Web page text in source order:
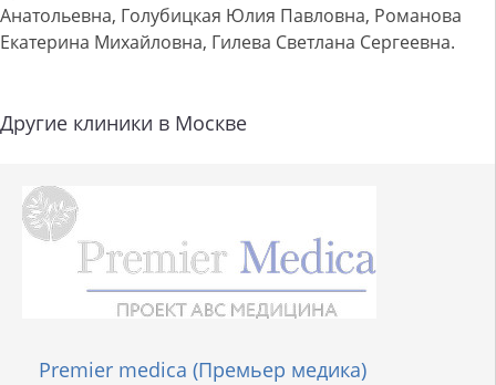
Анатольевна, Голубицкая Юлия Павловна, Романова
Екатерина Михайловна, Гилева Светлана Сергеевна.
Другие клиники в Москве
Premier medica (Премьер медика)